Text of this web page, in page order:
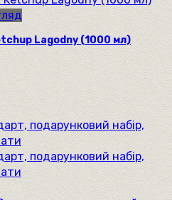
Lagodny (1000 мл)